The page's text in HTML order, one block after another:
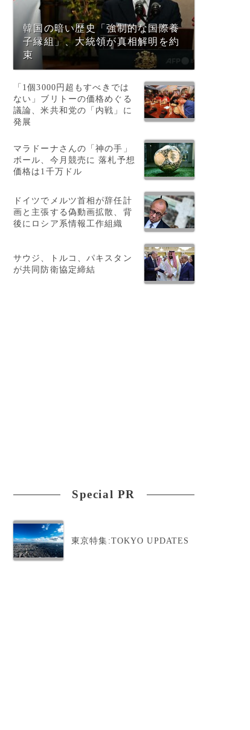
韓国の暗い歴史「強制的な国際養
子縁組」、大統領が真相解明を約
束
「1個3000円超もすべきでは
ない」ブリトーの価格めぐる
議論、米共和党の「内戦」に
発展
マラドーナさんの「神の手」
ボール、今月競売に 落札予想
価格は1千万ドル
ドイツでメルツ首相が辞任計
画と主張する偽動画拡散、背
後にロシア系情報工作組織
サウジ、トルコ、パキスタン
が共同防衛協定締結
Special PR
東京特集:TOKYO UPDATES